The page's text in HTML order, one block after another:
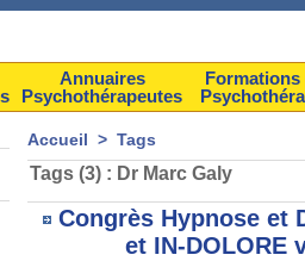
Annuaires
Psychothérapeutes
Formations
Accueil > Tags
Tags (3) : Dr Marc Galy
Congrès Hypnose et
et IN-DOLORE